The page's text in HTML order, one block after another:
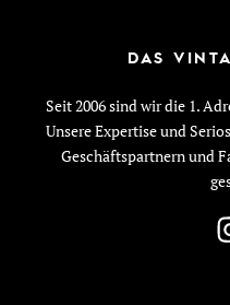
DAS
Seit 2006 sind wir die 1.
Unsere Expertise und
Geschäftspartnern und